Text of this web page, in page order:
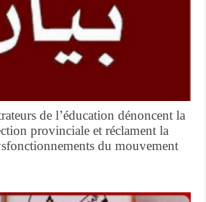
de l’éducation dénoncent la
provinciale et réclament la
du mouvement